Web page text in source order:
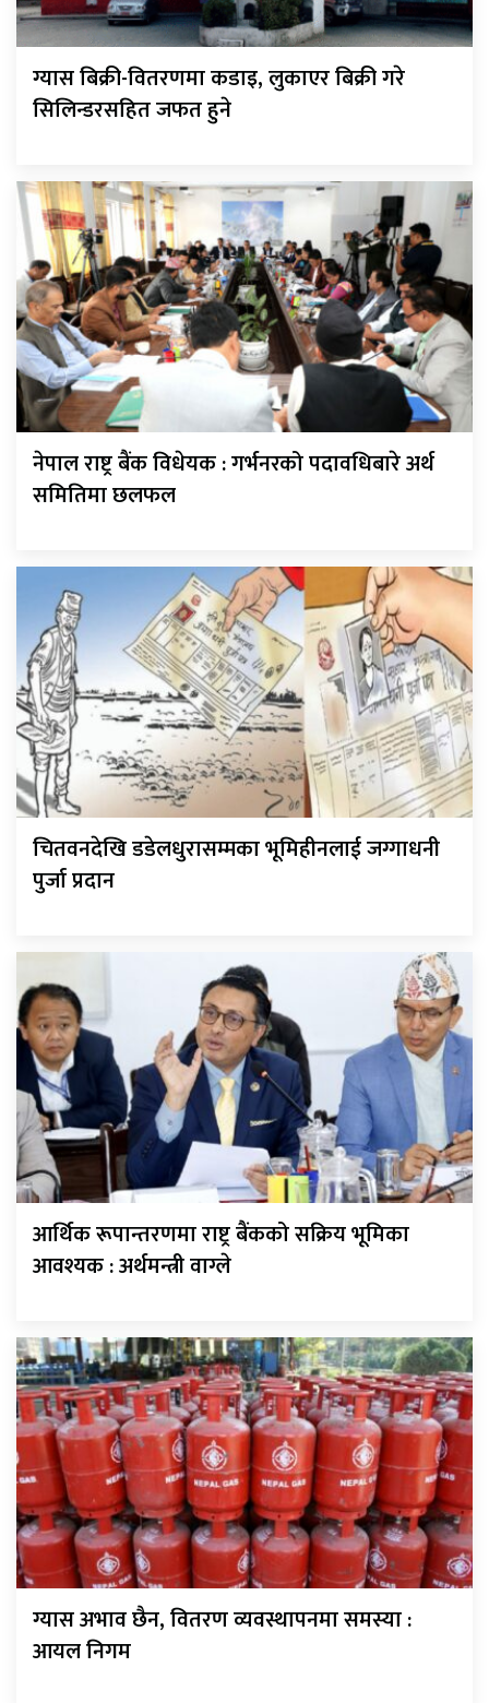
ग्यास बिक्री-वितरणमा कडाइ, लुकाएर बिक्री गरे
सिलिन्डरसहित जफत हुने
नेपाल राष्ट्र बैंक विधेयक : गर्भनरको पदावधिबारे अर्थ
समितिमा छलफल
चितवनदेखि डडेलधुरासम्मका भूमिहीनलाई जग्गाधनी
पुर्जा प्रदान
आर्थिक रूपान्तरणमा राष्ट्र बैंकको सक्रिय भूमिका
आवश्यक : अर्थमन्त्री वाग्ले
ग्यास अभाव छैन, वितरण व्यवस्थापनमा समस्या :
आयल निगम